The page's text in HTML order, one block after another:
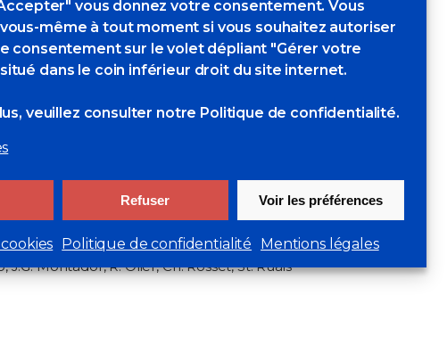
vous donnez votre consentement. Vous
même à tout moment si vous souhaitez autoriser
consentement sur le volet dépliant "Gérer votre
dans le coin inférieur droit du site internet.
veuillez consulter notre Politique de confidentialité.
Refuser Voir les préférences
Politique de confidentialité Mentions légales
Télégramme – ISBN : 978-2-84833-247-5
où la lumière se fait douce et
rester insensibles à l’appel de ces
multiples sites se sont offerts à leurs
la baie, connu pour attirer de belles
de Penfoul où quelques épaves ont
de sable blond du Trez, de la pointe
attire de nombreux oiseaux marins. La
devenu station balnéaire, elle associe
estivales.
J. Coquillay, P. Courtois, M.
Montador, R. Olier, Ch. Rosset, St. Ruais